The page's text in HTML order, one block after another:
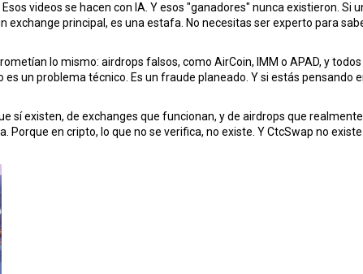
videos se hacen con IA. Y esos "ganadores" nunca existieron. Si
exchange principal, es una estafa. No necesitas ser experto para
lo mismo: airdrops falsos, como AirCoin, IMM o APAD, y
es un problema técnico. Es un fraude planeado. Y si estás
sí existen, de exchanges que funcionan, y de airdrops que
en cripto, lo que no se verifica, no existe. Y CtcSwap no